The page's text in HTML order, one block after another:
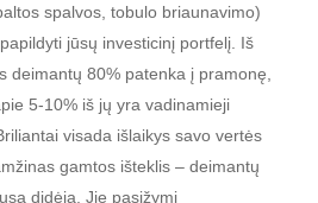
spalvos, tobulo briaunavimo)
jūsų investicinį portfelį. Iš
deimantų 80% patenka į pramonę,
5-10% iš jų yra vadinamieji
visada išlaikys savo vertės
gamtos išteklis – deimantų
didėja. Jie pasižymi